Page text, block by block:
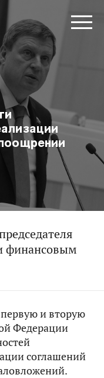
финансовым
и вторую
Федерации
соглашений